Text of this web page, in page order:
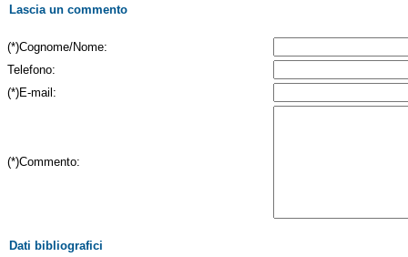
Lascia un commento
(*)Cognome/Nome:
Telefono:
(*)E-mail:
(*)Commento:
Dati bibliografici